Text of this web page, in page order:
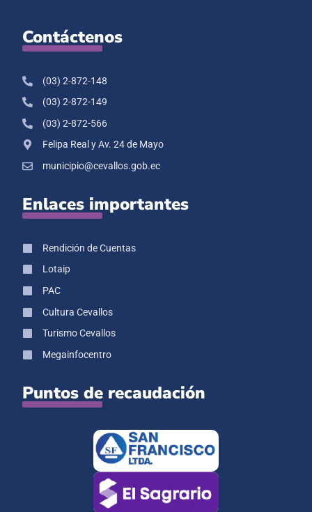
Contáctenos
(03) 2-872-148
(03) 2-872-149
(03) 2-872-566
Felipa Real y Av. 24 de Mayo
municipio@cevallos.gob.ec
Enlaces importantes
Rendición de Cuentas
Lotaip
PAC
Cultura Cevallos
Turismo Cevallos
Megainfocentro
Puntos de recaudación